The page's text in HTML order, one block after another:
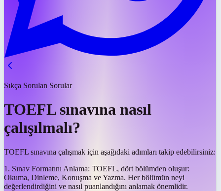
Sıkça Sorulan Sorular
TOEFL sınavına nasıl
çalışılmalı?
TOEFL sınavına çalışmak için aşağıdaki adımları takip edebilirsiniz:
1. Sınav Formatını Anlama: TOEFL, dört bölümden oluşur:
Okuma, Dinleme, Konuşma ve Yazma. Her bölümün neyi
değerlendirdiğini ve nasıl puanlandığını anlamak önemlidir.